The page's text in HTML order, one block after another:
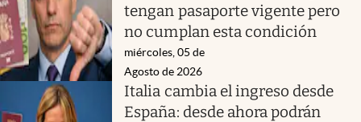
tengan pasaporte vigente pero
no cumplan esta condición
miércoles, 05 de
Agosto de 2026
Italia cambia el ingreso desde
España: desde ahora podrán